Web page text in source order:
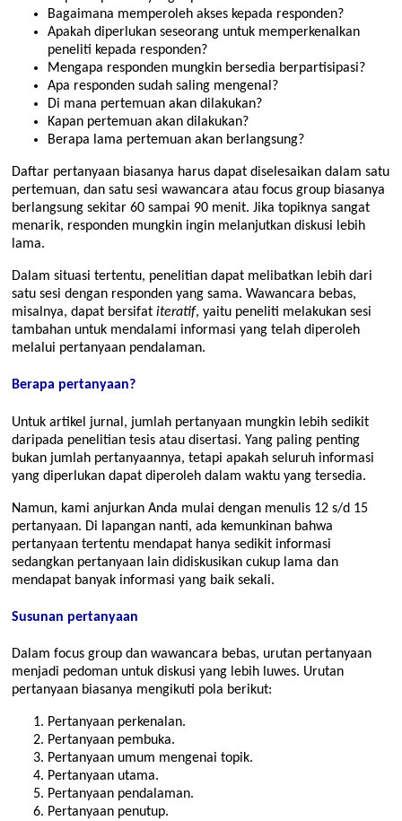
Bagaimana memperoleh akses kepada responden?
Apakah diperlukan seseorang untuk memperkenalkan
peneliti kepada responden?
Mengapa responden mungkin bersedia berpartisipasi?
Apa responden sudah saling mengenal?
Di mana pertemuan akan dilakukan?
Kapan pertemuan akan dilakukan?
Berapa lama pertemuan akan berlangsung?
Daftar pertanyaan biasanya harus dapat diselesaikan dalam satu
pertemuan, dan satu sesi wawancara atau focus group biasanya
berlangsung sekitar 60 sampai 90 menit. Jika topiknya sangat
menarik, responden mungkin ingin melanjutkan diskusi lebih
lama.
Dalam situasi tertentu, penelitian dapat melibatkan lebih dari
satu sesi dengan responden yang sama. Wawancara bebas,
misalnya, dapat bersifat iteratif, yaitu peneliti melakukan sesi
tambahan untuk mendalami informasi yang telah diperoleh
melalui pertanyaan pendalaman.
Berapa pertanyaan?
Untuk artikel jurnal, jumlah pertanyaan mungkin lebih sedikit
daripada penelitian tesis atau disertasi. Yang paling penting
bukan jumlah pertanyaannya, tetapi apakah seluruh informasi
yang diperlukan dapat diperoleh dalam waktu yang tersedia.
Namun, kami anjurkan Anda mulai dengan menulis 12 s/d 15
pertanyaan. Di lapangan nanti, ada kemunkinan bahwa
pertanyaan tertentu mendapat hanya sedikit informasi
sedangkan pertanyaan lain didiskusikan cukup lama dan
mendapat banyak informasi yang baik sekali.
Susunan pertanyaan
Dalam focus group dan wawancara bebas, urutan pertanyaan
menjadi pedoman untuk diskusi yang lebih luwes. Urutan
pertanyaan biasanya mengikuti pola berikut:
Pertanyaan perkenalan.
Pertanyaan pembuka.
Pertanyaan umum mengenai topik.
Pertanyaan utama.
Pertanyaan pendalaman.
Pertanyaan penutup.